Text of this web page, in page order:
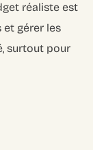
réaliste est
et gérer les
surtout pour